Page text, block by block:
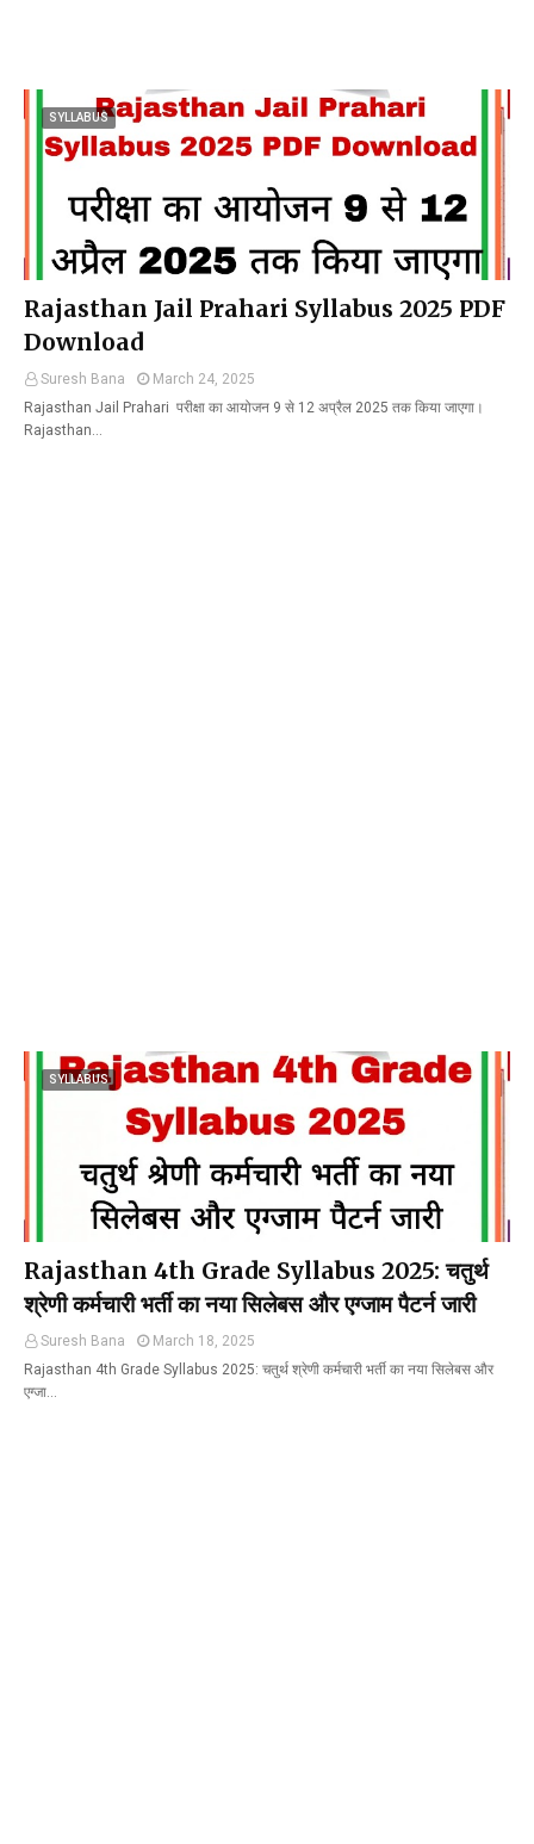
SYLLABUS
Rajasthan Jail Prahari Syllabus 2025 PDF
Download
Suresh Bana
March 24, 2025
Rajasthan Jail Prahari परीक्षा का आयोजन 9 से 12 अप्रैल 2025 तक किया जाएगा।
Rajasthan…
SYLLABUS
Rajasthan 4th Grade Syllabus 2025: चतुर्थ
श्रेणी कर्मचारी भर्ती का नया सिलेबस और एग्जाम पैटर्न जारी
Suresh Bana
March 18, 2025
Rajasthan 4th Grade Syllabus 2025: चतुर्थ श्रेणी कर्मचारी भर्ती का नया सिलेबस और
एग्जा…